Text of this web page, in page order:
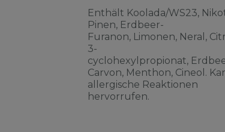
Enthält Koolada/WS23,
Pinen, Erdbeer-
Furanon, Limonen, Neral,
3-
cyclohexylpropionat,
Carvon, Menthon, Cineol.
allergische Reaktionen
hervorrufen.